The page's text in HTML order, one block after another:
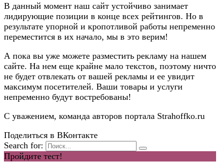
В данный момент наш сайт устойчиво занимает
лидирующие позиции в конце всех рейтингов. Но в
результате упорной и кропотливой работы непременно
переместится в их начало, мы в это верим!
А пока вы уже можете разместить рекламу на нашем
сайте. На нем еще крайне мало текстов, поэтому ничто
не будет отвлекать от вашей рекламы и ее увидит
максимум посетителей. Ваши товары и услуги
непременно будут востребованы!
С уважением, команда авторов портала Strahoffko.ru
Поделиться в ВКонтакте
Search for:
Пройдите тест!